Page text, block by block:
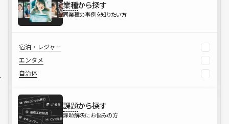
業種から探す
同業種の事例を知りたい方
宿泊・レジャー
エンタメ
自治体
課題から探す
課題解決にお悩みの方